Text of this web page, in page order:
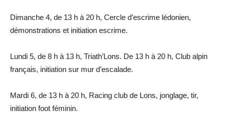
Dimanche 4, de 13 h à 20 h, Cercle d’escrime lédonien,
démonstrations et initiation escrime.
Lundi 5, de 8 h à 13 h, Triath’Lons. De 13 h à 20 h, Club alpin
français, initiation sur mur d’escalade.
Mardi 6, de 13 h à 20 h, Racing club de Lons, jonglage, tir,
initiation foot féminin.